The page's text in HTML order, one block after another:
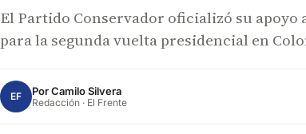
El Partido Conservador oficializó su apoyo
para la segunda vuelta presidencial en
EF PorCamilo Silvera
Redacción · El Frente